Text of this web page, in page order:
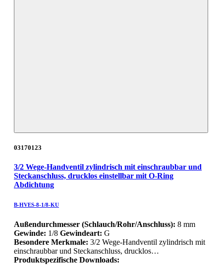
03170123
3/2 Wege-Handventil zylindrisch mit einschraubbar und
Steckanschluss, drucklos einstellbar mit O-Ring
Abdichtung
B-HVES-8-1/8-KU
Außendurchmesser (Schlauch/Rohr/Anschluss): 8 mm
Gewinde: 1/8 Gewindeart: G
Besondere Merkmale: 3/2 Wege-Handventil zylindrisch mit
einschraubbar und Steckanschluss, drucklos…
Produktspezifische Downloads: